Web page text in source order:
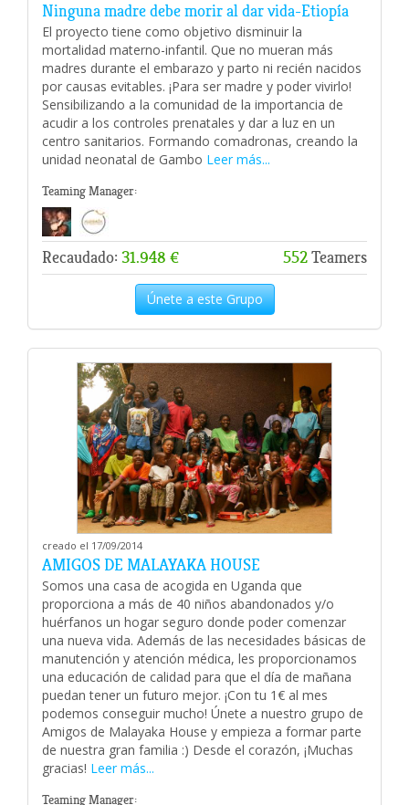
Ninguna madre debe morir al dar vida-Etiopía
El proyecto tiene como objetivo disminuir la
mortalidad materno-infantil. Que no mueran más
madres durante el embarazo y parto ni recién nacidos
por causas evitables. ¡Para ser madre y poder vivirlo!
Sensibilizando a la comunidad de la importancia de
acudir a los controles prenatales y dar a luz en un
centro sanitarios. Formando comadronas, creando la
unidad neonatal de Gambo Leer más...
Teaming Manager:
Recaudado: 31.948 € 552Teamers
Únete a este Grupo
creado el 17/09/2014
AMIGOS DE MALAYAKA HOUSE
Somos una casa de acogida en Uganda que
proporciona a más de 40 niños abandonados y/o
huérfanos un hogar seguro donde poder comenzar
una nueva vida. Además de las necesidades básicas de
manutención y atención médica, les proporcionamos
una educación de calidad para que el día de mañana
puedan tener un futuro mejor. ¡Con tu 1€ al mes
podemos conseguir mucho! Únete a nuestro grupo de
Amigos de Malayaka House y empieza a formar parte
de nuestra gran familia :) Desde el corazón, ¡Muchas
gracias! Leer más...
Teaming Manager: